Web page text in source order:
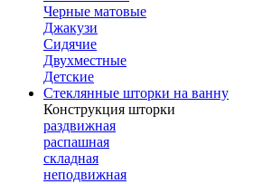
Черные матовые
Джакузи
Сидячие
Двухместные
Детские
Стеклянные шторки на ванну
Конструкция шторки
раздвижная
распашная
складная
неподвижная